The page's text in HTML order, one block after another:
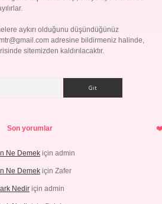
aykırı olduğunu düşündüğünüz
adresine bildirmeniz halinde,
sitemizden kaldırılacaktır.
Son yorumlar
Ne Demek için admin
Ne Demek için Zafer
Nedir için admin